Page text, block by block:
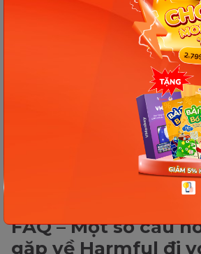
The use of pesticides is
Junk food is harmful for
Skipping meals is harmful
Loud music is harmful to
Fast fashion is harmful to
Alcohol is harmful to the
Excessive gaming is harmful
FAQ – Một số câu
gặp về Harmful đi